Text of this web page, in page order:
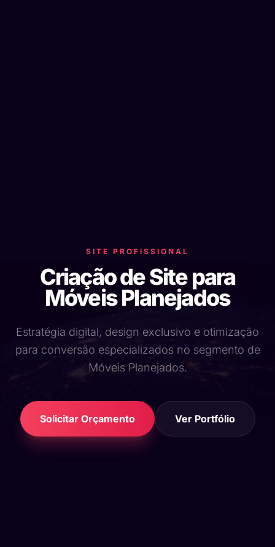
SITE PROFISSIONAL
Criação de Site para
Móveis Planejados
Estratégia digital, design exclusivo e otimização
para conversão especializados no segmento de
Móveis Planejados.
Solicitar Orçamento Ver Portfólio